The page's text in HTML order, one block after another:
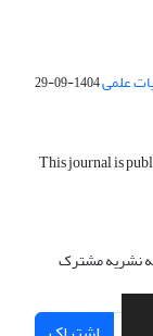
علمی1404-09-29
This journal is
نشریه مشترک